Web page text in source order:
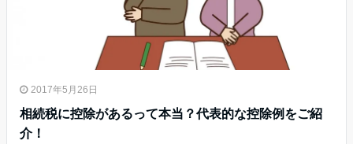
2017年5月26日
相続税に控除があるって本当？代表的な控除例をご紹
介！